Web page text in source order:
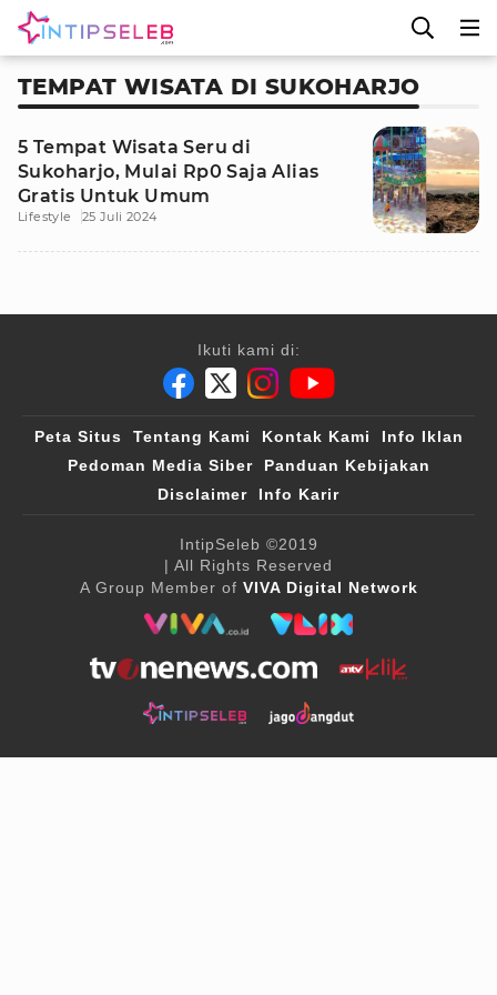
TEMPAT WISATA DI SUKOHARJO
5 Tempat Wisata Seru di
Sukoharjo, Mulai Rp0 Saja Alias
Gratis Untuk Umum
Lifestyle 25 Juli 2024
Ikuti kami di:
Peta Situs Tentang Kami Kontak Kami
Info Iklan
Pedoman Media Siber
Panduan Kebijakan
Disclaimer
Info Karir
IntipSeleb ©2019
| All Rights Reserved
A Group Member of VIVA Digital Network